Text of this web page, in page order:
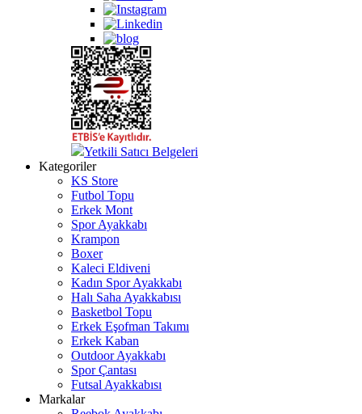
Yetkili Satıcı Belgeleri
Kategoriler
KS Store
Futbol Topu
Erkek Mont
Spor Ayakkabı
Krampon
Boxer
Kaleci Eldiveni
Kadın Spor Ayakkabı
Halı Saha Ayakkabısı
Basketbol Topu
Erkek Eşofman Takımı
Erkek Kaban
Outdoor Ayakkabı
Spor Çantası
Futsal Ayakkabısı
Markalar